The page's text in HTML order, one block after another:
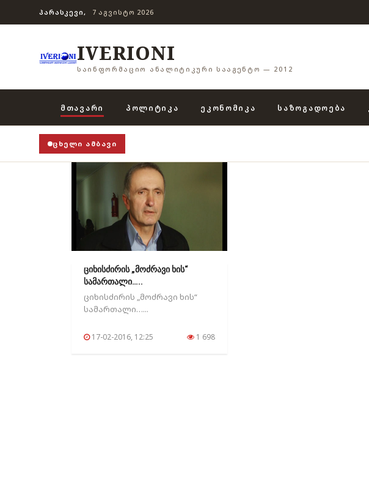
ᲞᲐᲠᲐᲡᲙᲔᲕᲘ, 7 ᲐᲒᲕᲘᲡᲢᲝ 2026
IVERIONI
ᲡᲐᲘᲜᲤᲝᲠᲛᲐᲪᲘᲝ ᲐᲜᲐᲚᲘᲢᲘᲙᲣᲠᲘ ᲡᲐᲐᲒᲔᲜᲢᲝ — 2012
ᲛᲗᲐᲕᲐᲠᲘ ᲞᲝᲚᲘᲢᲘᲙᲐ ᲔᲙᲝᲜᲝᲛᲘᲙᲐ ᲡᲐᲖᲝᲒᲐᲓᲝᲔᲑᲐ
ᲪᲮᲔᲚᲘ ᲐᲛᲑᲐᲕᲘ
ციხისძირის „მოძრავი ხის“
სამართალი…..
ციხისძირის „მოძრავი ხის“
სამართალი…...
17-02-2016, 12:25 1 698